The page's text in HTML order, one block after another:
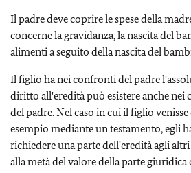
Il padre deve coprire le spese della
concerne la gravidanza, la nascita del
alimenti a seguito della nascita del
Il figlio ha nei confronti del padre
diritto all'eredità può esistere anche
del padre. Nel caso in cui il figlio
esempio mediante un testamento, egli
richiedere una parte dell'eredità agli
alla metà del valore della parte giuridica